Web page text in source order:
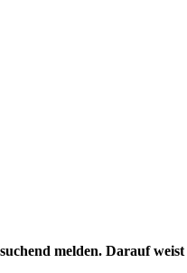
melden. Darauf weist